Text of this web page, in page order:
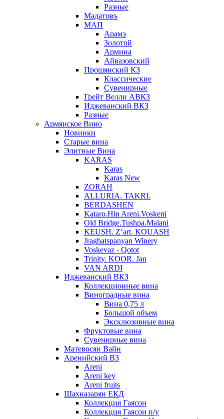
Разные
Мадатовъ
МАП
Арамэ
Золотой
Армина
Айвазовский
Прошянский КЗ
Классические
Сувенирные
Грейт Велли АВКЗ
Иджеванский ВКЗ
Разные
Армянское Вино
Новинки
Старые вина
Элитные Вина
KARAS
Karas
Karas New
ZORAH
ALLURIA. TAKRI.
BERDASHEN
Kataro.Hin Areni.Voskeni
Old Bridge.Tushpa.Malani
KEUSH. Z’art. KOUASH
Jraghatspanyan Winery
Voskevaz - Qotot
Trinity. KOOR. Jan
VAN ARDI
Иджеванский ВКЗ
Коллекционные вина
Виноградные вина
Вина 0,75 л
Большой объем
Эксклюзивные вина
Фруктовые вина
Cувенирные вина
Матевосян Вайн
Аренийский ВЗ
Areni
Areni key
Areni fruits
Шахназарян ЕКД
Коллекция Гаясон
Коллекция Гаясон п/у